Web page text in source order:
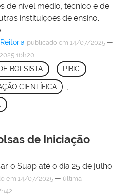
de nível médio, técnico e de
instituições de ensino.
publicado em 14/07/2025 —
16h20
BOLSISTA PIBIC
CIENTÍFICA
de Iniciação
o Suap até o dia 25 de julho.
em 14/07/2025 — última